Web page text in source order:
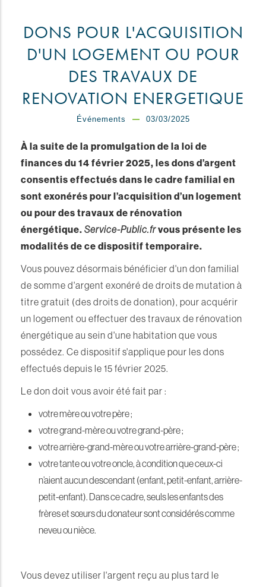
DONS POUR L'ACQUISITION
D'UN LOGEMENT OU POUR
DES TRAVAUX DE
RENOVATION ENERGETIQUE
Événements 03/03/2025
À la suite de la promulgation de la loi de
finances du 14 février 2025, les dons d’argent
consentis effectués dans le cadre familial en
sont exonérés pour l’acquisition d’un logement
ou pour des travaux de rénovation
énergétique. Service-Public.frvous présente les
modalités de ce dispositif temporaire.
Vous pouvez désormais bénéficier d'un don familial
de somme d'argent exonéré de droits de mutation à
titre gratuit (des droits de donation), pour acquérir
un logement ou effectuer des travaux de rénovation
énergétique au sein d'une habitation que vous
possédez. Ce dispositif s'applique pour les dons
effectués depuis le 15 février 2025.
Le don doit vous avoir été fait par :
votre mère ou votre père ;
votre grand-mère ou votre grand-père ;
votre arrière-grand-mère ou votre arrière-grand-père ;
votre tante ou votre oncle, à condition que ceux-ci
n’aient aucun descendant (enfant, petit-enfant, arrière-
petit-enfant). Dans ce cadre, seuls les enfants des
frères et sœurs du donateur sont considérés comme
neveu ou nièce.
Vous devez utiliser l'argent reçu au plus tard le